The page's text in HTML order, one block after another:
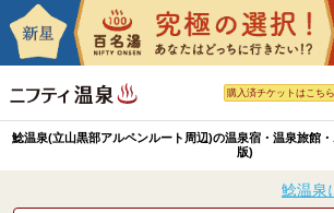
購入済チケットはこちら
鯰温泉(立山黒部アルペンルート周辺)の温泉宿・温泉旅館
版)
鯰温泉